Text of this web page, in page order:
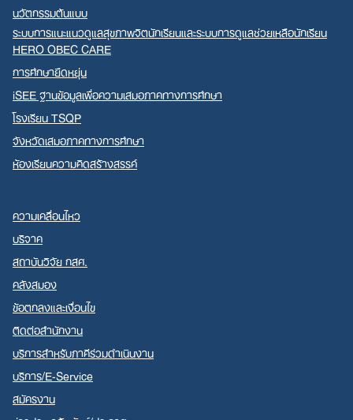
นวัตกรรมต้นแบบ
ระบบการแนะแนวดูแลสุขภาพจิตนักเรียนและระบบการดูแลช่วยเหลือนักเรียน
HERO OBEC CARE
การศึกษายืดหยุ่น
iSEE ฐานข้อมูลเพื่อความเสมอภาคทางการศึกษา
โรงเรียน TSQP
จังหวัดเสมอภาคทางการศึกษา
ห้องเรียนความคิดสร้างสรรค์
ความเคลื่อนไหว
บริจาค
สถาบันวิจัย กสศ.
คลังสมอง
ข้อตกลงและเงื่อนไข
ติดต่อสำนักงาน
บริการสำหรับภาคีร่วมดำเนินงาน
บริการ/E-Service
สมัครงาน